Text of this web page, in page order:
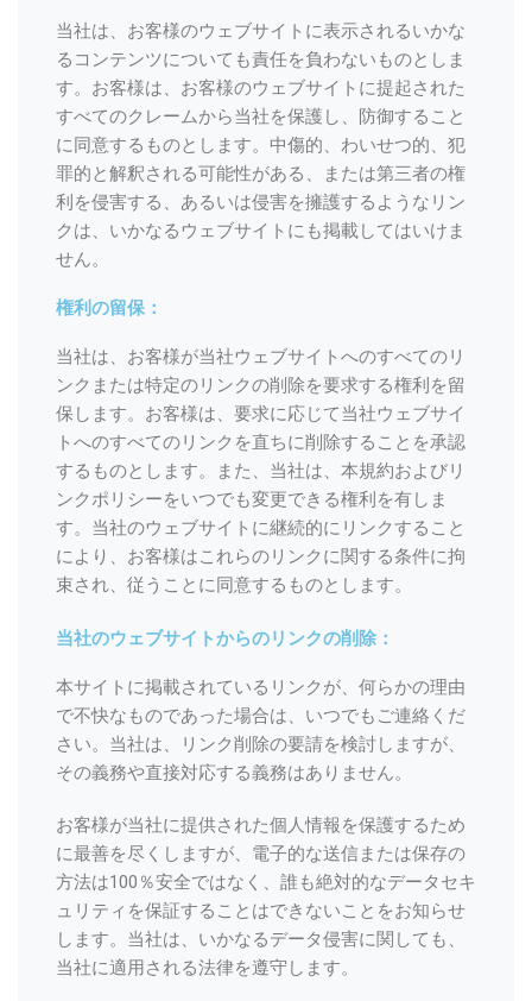
当社は、お客様のウェブサイトに表示されるいかな
るコンテンツについても責任を負わないものとしま
す。お客様は、お客様のウェブサイトに提起された
すべてのクレームから当社を保護し、防御すること
に同意するものとします。中傷的、わいせつ的、犯
罪的と解釈される可能性がある、または第三者の権
利を侵害する、あるいは侵害を擁護するようなリン
クは、いかなるウェブサイトにも掲載してはいけま
せん。
権利の留保：
当社は、お客様が当社ウェブサイトへのすべてのリ
ンクまたは特定のリンクの削除を要求する権利を留
保します。お客様は、要求に応じて当社ウェブサイ
トへのすべてのリンクを直ちに削除することを承認
するものとします。また、当社は、本規約およびリ
ンクポリシーをいつでも変更できる権利を有しま
す。当社のウェブサイトに継続的にリンクすること
により、お客様はこれらのリンクに関する条件に拘
束され、従うことに同意するものとします。
当社のウェブサイトからのリンクの削除：
本サイトに掲載されているリンクが、何らかの理由
で不快なものであった場合は、いつでもご連絡くだ
さい。当社は、リンク削除の要請を検討しますが、
その義務や直接対応する義務はありません。
お客様が当社に提供された個人情報を保護するため
に最善を尽くしますが、電子的な送信または保存の
方法は100％安全ではなく、誰も絶対的なデータセキ
ュリティを保証することはできないことをお知らせ
します。当社は、いかなるデータ侵害に関しても、
当社に適用される法律を遵守します。